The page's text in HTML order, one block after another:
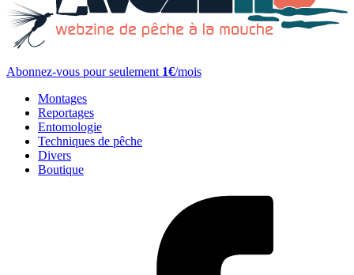
Abonnez-vous pour seulement 1€/mois
Montages
Reportages
Entomologie
Techniques de pêche
Divers
Boutique